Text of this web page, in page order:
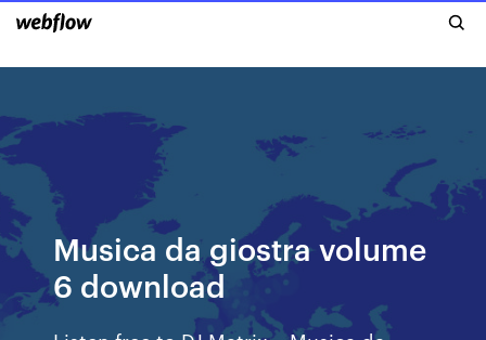
Musica da giostra volume
6 download